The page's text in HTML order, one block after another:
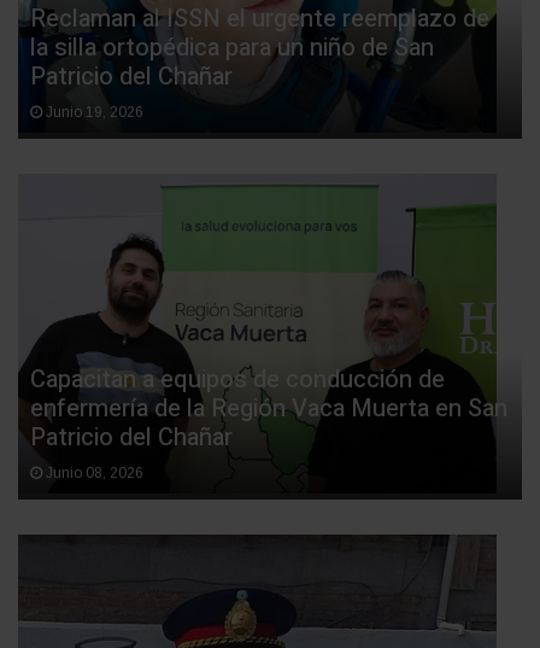
Reclaman al ISSN el urgente reemplazo de
la silla ortopédica para un niño de San
Patricio del Chañar
Junio 19, 2026
Capacitan a equipos de conducción de
enfermería de la Región Vaca Muerta en San
Patricio del Chañar
Junio 08, 2026